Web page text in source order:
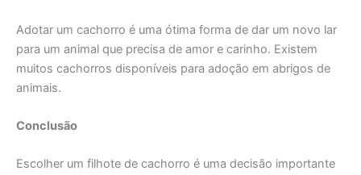
Adotar um cachorro é uma ótima forma de dar um novo lar
para um animal que precisa de amor e carinho. Existem
muitos cachorros disponíveis para adoção em abrigos de
animais.
Conclusão
Escolher um filhote de cachorro é uma decisão importante